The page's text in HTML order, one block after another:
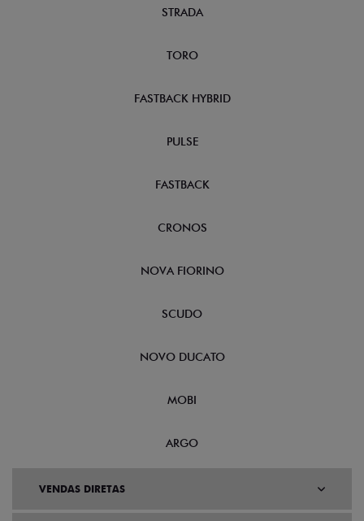
STRADA
TORO
FASTBACK HYBRID
PULSE
FASTBACK
CRONOS
NOVA FIORINO
SCUDO
NOVO DUCATO
MOBI
ARGO
VENDAS DIRETAS